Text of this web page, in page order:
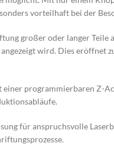
vorteilhaft bei der
großer oder langer
wird. Dies eröffnet
programmierbaren Z-
für anspruchsvolle